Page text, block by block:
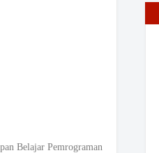
Belajar Pemrograman